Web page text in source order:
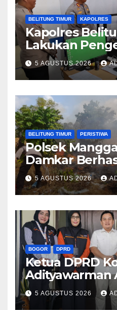
BELITUNG TIMUR KAPOLRES
Kapolres
Lakukan
Pelayanan
Pelayanan
Masyarakat
5 AGUSTUS 2026
BELITUNG TIMUR PERISTIWA
Polsek
Damkar
Kebakaran
Sukamandi
5 AGUSTUS 2026
BOGOR DPRD
Ketua DPRD
Adityawarman
Warga Dukung
Ekonomi 2026
5 AGUSTUS 2026